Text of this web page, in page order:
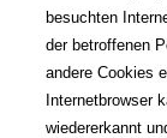
besuchten
der betroffenen
andere Cookies
Internetbrowser
wiedererkannt